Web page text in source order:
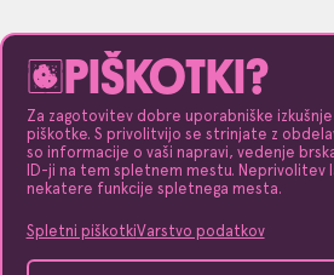
PIŠKOTKI?
Za zagotovitev dobre uporabniške
piškotke. S privolitvijo se strinjate z
so informacije o vaši napravi, vedenje
ID-ji na tem spletnem mestu. Neprivolitev
nekatere funkcije spletnega mesta.
Spletni piškotkiVarstvo podatkov